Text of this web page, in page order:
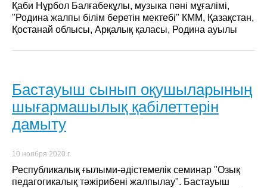
Қаби Нұрбол Балғабекұлы, музыка пәні мұғалімі,
"Родина жалпы білім беретін мектебі" КММ, Қазақстан,
Қостанай облысы, Арқалық қаласы, Родина ауылы
Бастауыш сынып оқушыларының
шығармашылық қабілеттерін
дамыту
10 ноября 2020 г.
Республикалық ғылыми-әдістемелік семинар "Озық
педагогикалық тәжірибені жалпылау". Бастауыш